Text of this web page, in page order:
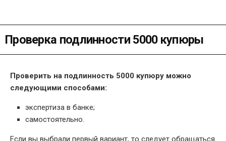
Проверка подлинности 5000 купюры
Проверить на подлинность 5000 купюру можно
следующими способами:
экспертиза в банке;
самостоятельно.
Если вы выбрали первый вариант, то следует обращаться